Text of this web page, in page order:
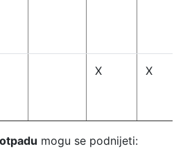
X X
mogu se podnijeti: